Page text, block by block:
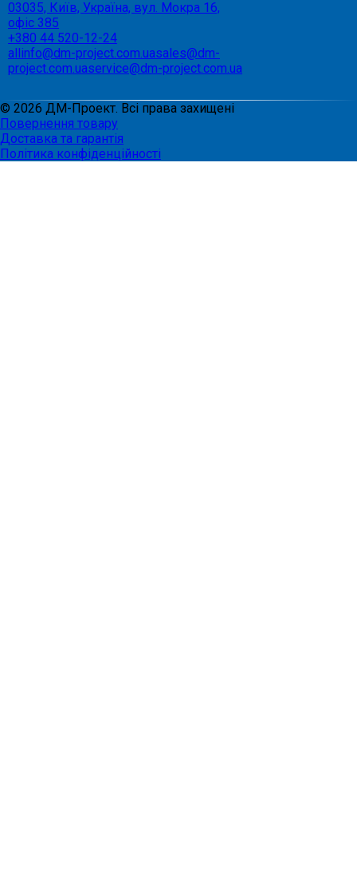
03035, Київ, Україна, вул. Мокра 16,
офіс 385
+380 44 520-12-24
allinfo@dm-project.com.uasales@dm-
project.com.uaservice@dm-project.com.ua
© 2026 ДМ-Проект. Всі права захищені
Повернення товару
Доставка та гарантія
Політика конфіденційності